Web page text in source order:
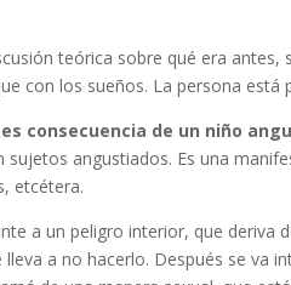
teórica sobre qué era
con los sueños. La persona
consecuencia de un niño
angustiados. Es una
etcétera.
a un peligro interior, que deriva
a no hacerlo. Después se